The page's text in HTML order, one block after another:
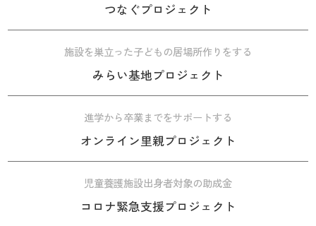
つなぐプロジェクト
施設を巣立った子どもの居場所作りをする
みらい基地プロジェクト
進学から卒業までをサポートする
オンライン里親プロジェクト
児童養護施設出身者対象の助成金
コロナ緊急支援プロジェクト